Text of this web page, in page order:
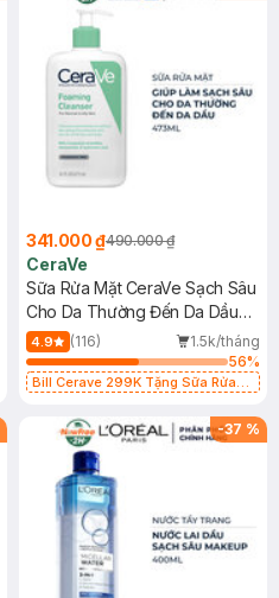
341.000 ₫490.000 ₫
CeraVe
Sữa Rửa Mặt CeraVe Sạch Sâu
Cho Da Thường Đến Da Dầu
473ml
4.9 (116)
1.5k/tháng
56%
Bill Cerave 299K Tặng Sữa Rửa
-37 %